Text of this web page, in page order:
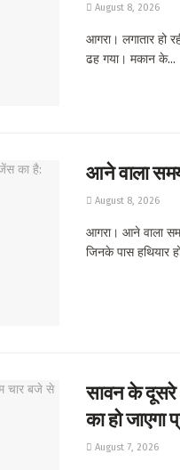
August 8, 2026
आगरा। लगातार हो
ढह गया। मकान के...
आने वाला
August 8, 2026
आगरा। आने वाला
जिनके पास हथियार
सावन के दूसरे
का हो जाएगा
August 7, 2026